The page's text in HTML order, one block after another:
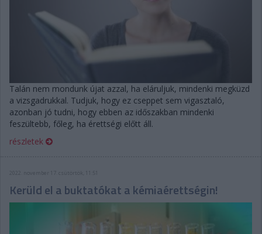
Talán nem mondunk újat azzal, ha eláruljuk, mindenki megküzd
a vizsgadrukkal. Tudjuk, hogy ez cseppet sem vigasztaló,
azonban jó tudni, hogy ebben az időszakban mindenki
feszültebb, főleg, ha érettségi előtt áll.
részletek
2022. november 17. csütörtök, 11:51
Kerüld el a buktatókat a kémiaérettségin!